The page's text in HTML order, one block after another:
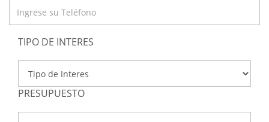
TIPO DE INTERES
PRESUPUESTO